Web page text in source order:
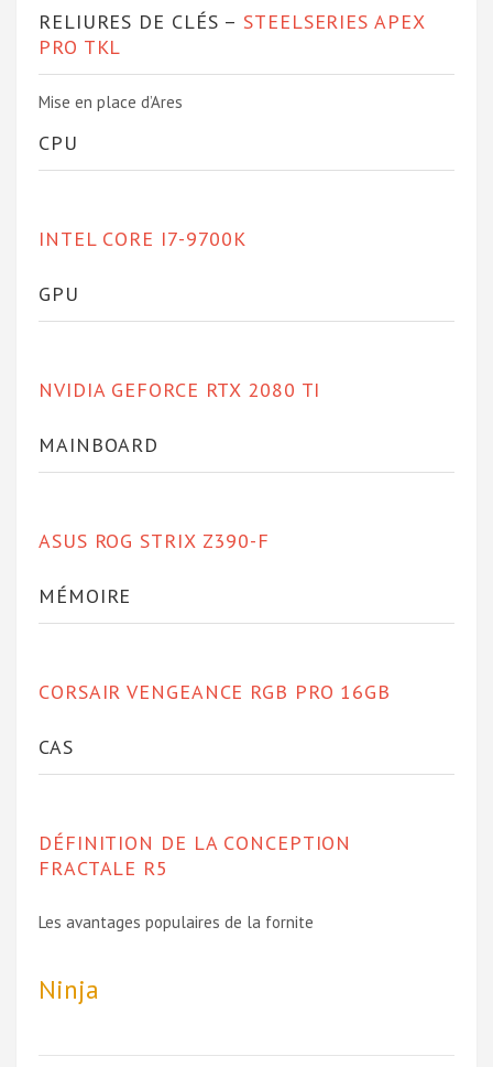
RELIURES DE CLÉS – STEELSERIES APEX
PRO TKL
Mise en place d’Ares
CPU
INTEL CORE I7-9700K
GPU
NVIDIA GEFORCE RTX 2080 TI
MAINBOARD
ASUS ROG STRIX Z390-F
MÉMOIRE
CORSAIR VENGEANCE RGB PRO 16GB
CAS
DÉFINITION DE LA CONCEPTION
FRACTALE R5
Les avantages populaires de la fornite
Ninja